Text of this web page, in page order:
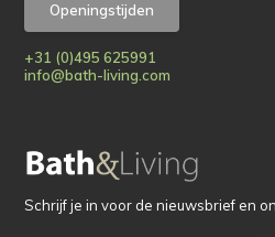
Openingstijden
+31 (0)495 625991
info@bath-living.com
Schrijf je in voor de nieuwsbrief en